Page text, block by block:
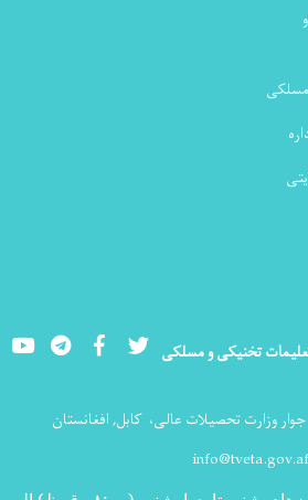
تخنیکی و مسلکی YoutubeLinkedInFacebook Twitter
جوار وزارت تحصیلات عالی، کابل, افغانستان
info@tveta.gov.af